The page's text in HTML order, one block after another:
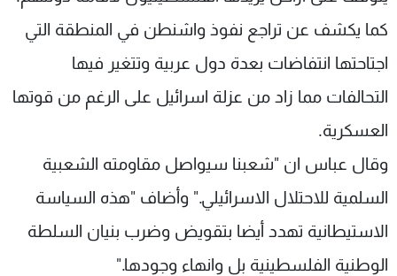
كما يكشف عن تراجع نفوذ واشنطن في المنطقة التي
اجتاحتها انتفاضات بعدة دول عربية وتتغير فيها
التحالفات مما زاد من عزلة اسرائيل على الرغم من قوتها
العسكرية.
وقال عباس ان "شعبنا سيواصل مقاومته الشعبية
السلمية للاحتلال الاسرائيلي." وأضاف "هذه السياسة
الاستيطانية تهدد أيضا بتقويض وضرب بنيان السلطة
الوطنية الفلسطينية بل وانهاء وجودها."